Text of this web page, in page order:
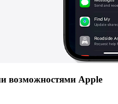
возможностями Apple